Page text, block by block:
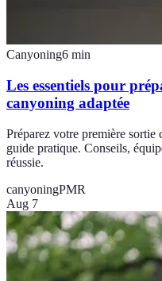
Canyoning6 min
Les essentiels pour
canyoning adaptée
Préparez votre première sortie
guide pratique. Conseils,
réussie.
canyoningPMR
Aug 7